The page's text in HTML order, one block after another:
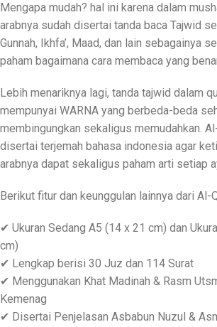
Mengapa mudah? hal ini karena dalam
arabnya sudah disertai tanda baca Tajwid
Gunnah, Ikhfa’, Maad, dan lain sebagainya
paham bagaimana cara membaca yang
Lebih menariknya lagi, tanda tajwid dalam
mempunyai WARNA yang berbeda-beda
membingungkan sekaligus memudahkan.
disertai terjemah bahasa indonesia agar
arabnya dapat sekaligus paham arti setiap
Berikut fitur dan keunggulan lainnya dari Al-
✔ Ukuran Sedang A5 (14 x 21 cm) dan
cm)
✔ Lengkap berisi 30 Juz dan 114 Surat
✔ Menggunakan Khat Madinah & Rasm
Kemenag
✔ Disertai Penjelasan Asbabun Nuzul &